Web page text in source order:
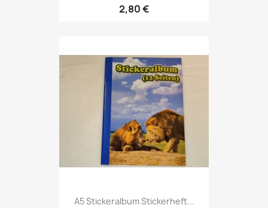
2,80 €
A5 Stickeralbum Stickerheft...